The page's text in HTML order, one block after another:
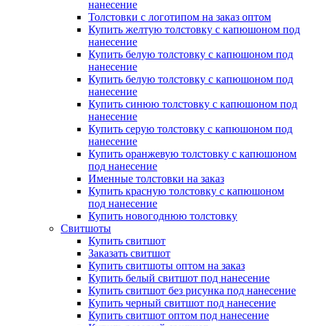
нанесение
Толстовки с логотипом на заказ оптом
Купить желтую толстовку с капюшоном под
нанесение
Купить белую толстовку с капюшоном под
нанесение
Купить белую толстовку с капюшоном под
нанесение
Купить синюю толстовку с капюшоном под
нанесение
Купить серую толстовку с капюшоном под
нанесение
Купить оранжевую толстовку с капюшоном
под нанесение
Именные толстовки на заказ
Купить красную толстовку с капюшоном
под нанесение
Купить новогоднюю толстовку
Свитшоты
Купить свитшот
Заказать свитшот
Купить свитшоты оптом на заказ
Купить белый свитшот под нанесение
Купить свитшот без рисунка под нанесение
Купить черный свитшот под нанесение
Купить свитшот оптом под нанесение